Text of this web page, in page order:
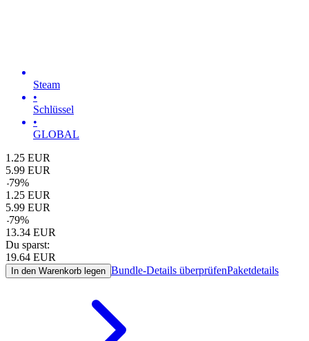
Steam
•
Schlüssel
•
GLOBAL
1.25 EUR
5.99 EUR
-79%
1.25 EUR
5.99 EUR
-79%
13.34 EUR
Du sparst:
19.64 EUR
In den Warenkorb legen Bundle-Details überprüfenPaketdetails